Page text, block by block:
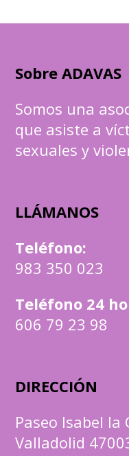
Sobre ADAVAS
Somos una
que asiste a
sexuales y
LLÁMANOS
Teléfono:
983 350 023
Teléfono 24
606 79 23 98
DIRECCIÓN
Paseo Isabel la
Valladolid